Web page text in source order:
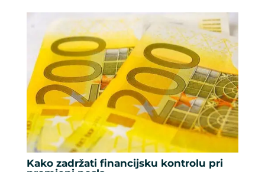
Kako zadržati financijsku kontrolu pri